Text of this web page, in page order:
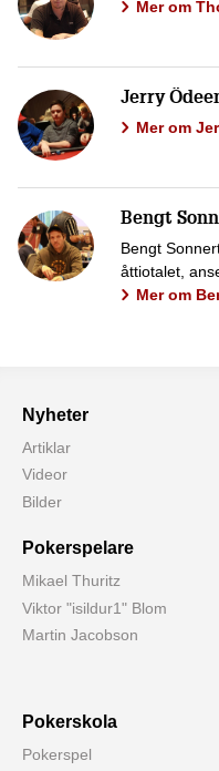
Mer om
Jerry
Mer om
Bengt
Bengt
åttiotalet,
Mer om
Nyheter
Artiklar
Videor
Bilder
Pokerspelare
Mikael Thuritz
Viktor "isildur1" Blom
Martin Jacobson
Pokerskola
Pokerspel